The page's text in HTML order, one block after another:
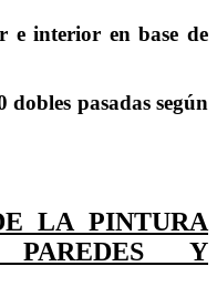
e interior en base de
pasadas según
LA PINTURA
PAREDES Y